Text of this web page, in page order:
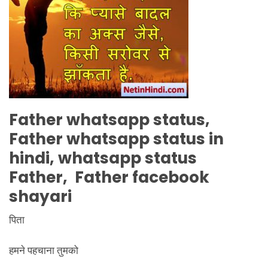
Fatherwhatsapp status,
Fatherwhatsapp status in
hindi, whatsapp status
Father, Father facebook
shayari
पिता
हमने पहचाना तुमको